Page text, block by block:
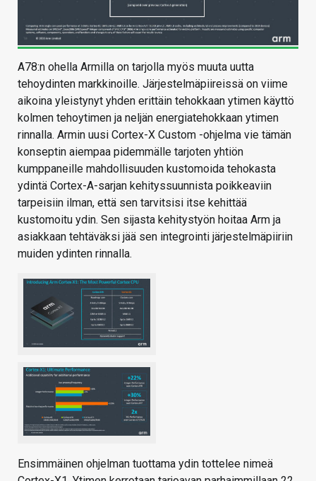
A78:n ohella Armilla on tarjolla myös muuta uutta
tehoydinten markkinoille. Järjestelmäpiireissä on viime
aikoina yleistynyt yhden erittäin tehokkaan ytimen käyttö
kolmen tehoytimen ja neljän energiatehokkaan ytimen
rinnalla. Armin uusi Cortex-X Custom -ohjelma vie tämän
konseptin aiempaa pidemmälle tarjoten yhtiön
kumppaneille mahdollisuuden kustomoida tehokasta
ydintä Cortex-A-sarjan kehityssuunnista poikkeaviin
tarpeisiin ilman, että sen tarvitsisi itse kehittää
kustomoitu ydin. Sen sijasta kehitystyön hoitaa Arm ja
asiakkaan tehtäväksi jää sen integrointi järjestelmäpiiriin
muiden ydinten rinnalla.
Ensimmäinen ohjelman tuottama ydin tottelee nimeä